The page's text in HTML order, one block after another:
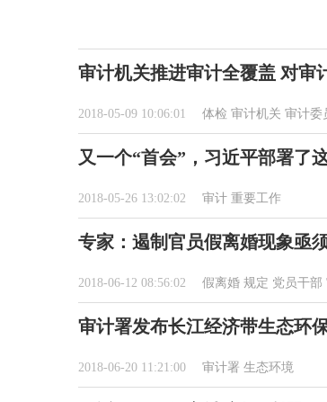
审计机关推进审计全覆盖 对审
2018-05-09 10:06:01 体检 审计机关 审计委
又一个“首会”，习近平部署了
2018-05-26 13:02:02 审计 重要工作
专家：遏制官员假离婚现象亟
2018-06-12 08:56:02 假离婚 规定 党员干部
审计署发布长江经济带生态环
2018-06-20 11:21:00 审计署 生态环境